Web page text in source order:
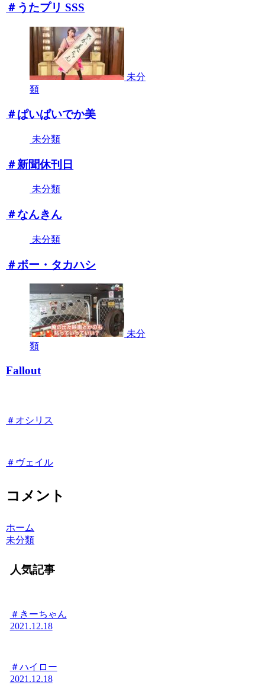
＃うたプリ SSS
未分
類
＃ぱいぱいでか美
未分類
＃新聞休刊日
未分類
＃なんきん
未分類
＃ボー・タカハシ
未分
類
Fallout
＃オシリス
＃ヴェイル
コメント
ホーム
未分類
人気記事
＃きーちゃん
2021.12.18
＃ハイロー
2021.12.18